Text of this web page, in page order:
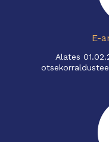
E-
Alates